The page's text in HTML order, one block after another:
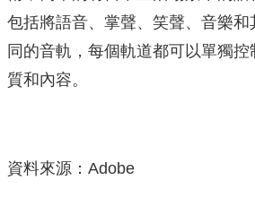
包括將語音、掌聲、笑聲、音樂
同的音軌，每個軌道都可以單獨
質和內容。
資料來源：Adobe